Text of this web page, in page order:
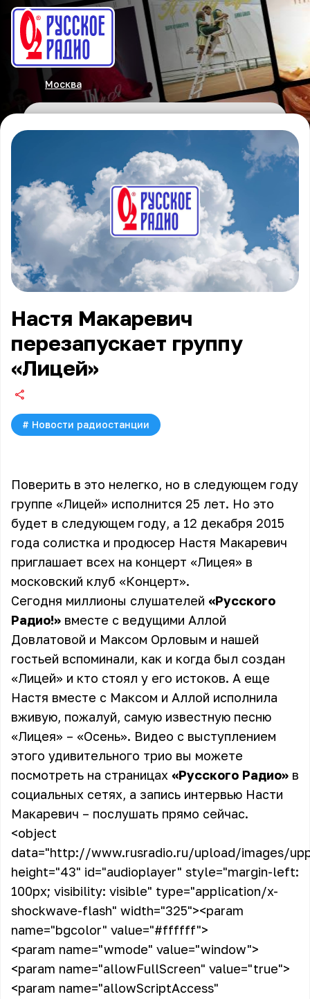
Москва
Настя Макаревич
перезапускает группу
«Лицей»
# Новости радиостанции
Поверить в это нелегко, но в следующем году
группе «Лицей» исполнится 25 лет. Но это
будет в следующем году, а 12 декабря 2015
года солистка и продюсер Настя Макаревич
приглашает всех на концерт «Лицея» в
московский клуб «Концерт».
Сегодня миллионы слушателей «Русского
Радио!» вместе с ведущими Аллой
Довлатовой и Максом Орловым и нашей
гостьей вспоминали, как и когда был создан
«Лицей» и кто стоял у его истоков. А еще
Настя вместе с Максом и Аллой исполнила
вживую, пожалуй, самую известную песню
«Лицея» – «Осень». Видео с выступлением
этого удивительного трио вы можете
посмотреть на страницах «Русского Радио» в
социальных сетях, а запись интервью Насти
Макаревич – послушать прямо сейчас.
<object
data="http://www.rusradio.ru/upload/images/
height="43" id="audioplayer" style="margin-left:
100px; visibility: visible" type="application/x-
shockwave-flash" width="325"><param
name="bgcolor" value="#ffffff">
<param name="wmode" value="window">
<param name="allowFullScreen" value="true">
<param name="allowScriptAccess"